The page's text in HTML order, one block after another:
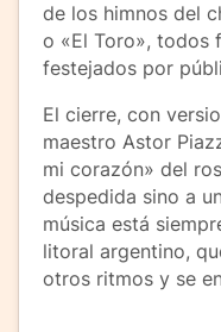
de los himnos del
o «El Toro», todos
festejados por
El cierre, con
maestro Astor
mi corazón» del
despedida sino a
música está
litoral argentino,
otros ritmos y se